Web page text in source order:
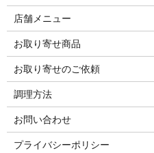
店舗メニュー
お取り寄せ商品
お取り寄せのご依頼
調理方法
お問い合わせ
プライバシーポリシー